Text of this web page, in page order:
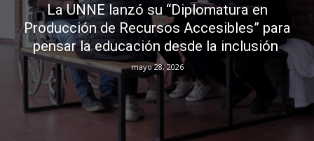
La UNNE lanzó su “Diplomatura en
Producción de Recursos Accesibles” para
pensar la educación desde la inclusión
mayo 28, 2026